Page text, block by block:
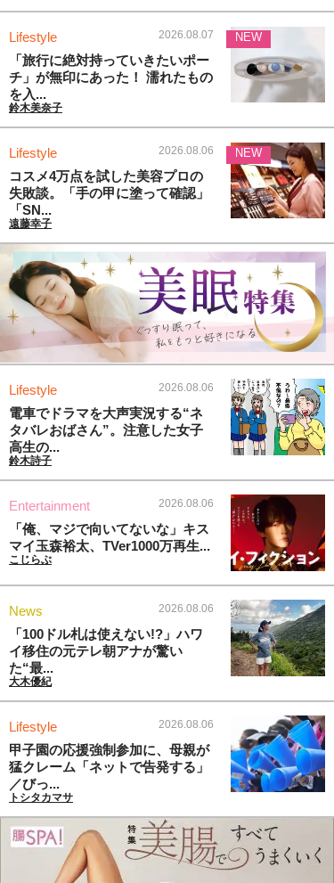
Lifestyle 2026.08.07
「旅行に絶対持っていきたいポー
チ」が無印にあった！ 濡れたもの
を入...
鈴木美奈子
NEW
Lifestyle 2026.08.06
コスメ4万点を試した美容プロの
失敗談。「手の甲に塗って確認」
「SN...
遠藤幸子
NEW
Lifestyle 2026.08.06
電車でドラマを大声実況する“ネ
タバレおばさん”。注意した女子
高生の...
鈴木詩子
Entertainment 2026.08.06
「俺、マジで向いてないな」キス
マイ玉森裕太、TVer1000万再生...
こじらぶ
News 2026.08.06
「100ドル札は使えない!?」ハワ
イ移住の元テレ朝アナが驚い
た“最...
大木優紀
Lifestyle 2026.08.06
甲子園の応援強制参加に、母親が
猛クレーム「ネットで告発する」
／びっ...
トシタカマサ